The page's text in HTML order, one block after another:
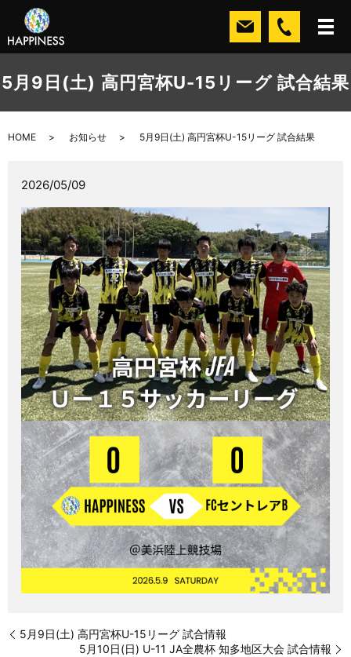
5月9日(土) 高円宮杯U-15リーグ 試合結果
HOME お知らせ 5月9日(土) 高円宮杯U-15リーグ 試合結果
2026/05/09
5月9日(土) 高円宮杯U-15リーグ 試合情報
5月10日(日) U-11 JA全農杯 知多地区大会 試合情報